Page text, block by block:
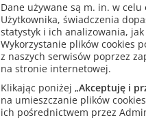
Wydanie 2017
Zeszyty ćwiczeń
możliwie najwyższym
komfort pracy z
Dane używane są m. in. w
Użytkownika, świadczenia
statystyk i ich analizowania,
Wykorzystanie plików cookies
z naszych serwisów poprzez
na stronie internetowej.
Klikając poniżej „Akceptuję i
na umieszczanie plików
ich pośrednictwem przez